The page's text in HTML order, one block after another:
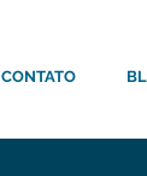
CONTATO